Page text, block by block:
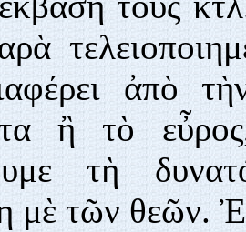
ἀπὸ
ἢ τὸ
τὴ
μὲ τῶν θεῶν.